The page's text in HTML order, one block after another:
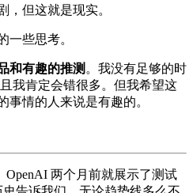
，但这就是现实。
一些思考。
和有趣的推测 。我没有足够的时
我肯定会错很多。但我希望这
事情的人来说是有趣的。
OpenAI 两个月前就展示了测试